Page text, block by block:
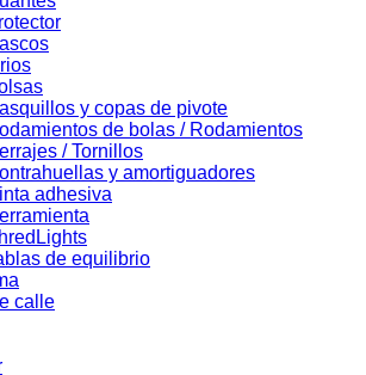
y copas de pivote
de bolas / Rodamientos
/ Tornillos
y amortiguadores
adhesiva
de equilibrio
calle